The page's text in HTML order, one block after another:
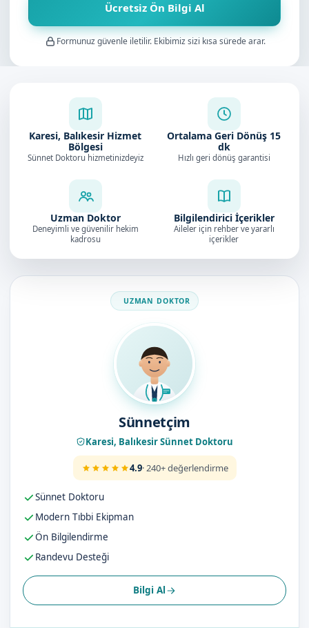
Ücretsiz Ön Bilgi Al
Formunuz güvenle iletilir. Ekibimiz sizi kısa sürede arar.
Karesi, Balıkesir Hizmet
Bölgesi
Sünnet Doktoru hizmetinizdeyiz
Ortalama Geri Dönüş 15
dk
Hızlı geri dönüş garantisi
Uzman Doktor
Deneyimli ve güvenilir hekim
kadrosu
Bilgilendirici İçerikler
Aileler için rehber ve yararlı
içerikler
Doktorumuz
Sünnetçim
Karesi, Balıkesir Sünnet Doktoru
4.9· 240+ değerlendirme
Sünnet Doktoru
Modern Tıbbi Ekipman
Ön Bilgilendirme
Randevu Desteği
Bilgi Al